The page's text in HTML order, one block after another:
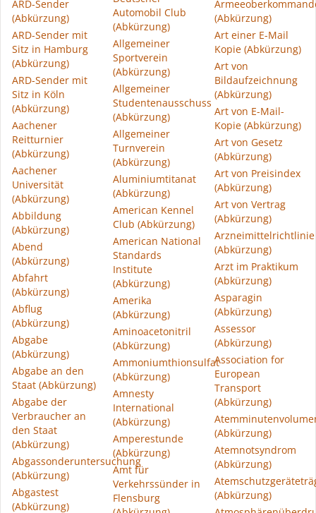
ARD-Sender
(Abkürzung)
ARD-Sender mit
Sitz in Hamburg
(Abkürzung)
ARD-Sender mit
Sitz in Köln
(Abkürzung)
Aachener
Reitturnier
(Abkürzung)
Aachener
Universität
(Abkürzung)
Abbildung
(Abkürzung)
Abend
(Abkürzung)
Abfahrt
(Abkürzung)
Abflug
(Abkürzung)
Abgabe
(Abkürzung)
Abgabe an den
Staat (Abkürzung)
Abgabe der
Verbraucher an
den Staat
(Abkürzung)
Abgassonderuntersuchung
(Abkürzung)
Abgastest
(Abkürzung)
Automobil Club
(Abkürzung)
Allgemeiner
Sportverein
(Abkürzung)
Allgemeiner
Studentenausschuss
(Abkürzung)
Allgemeiner
Turnverein
(Abkürzung)
Aluminiumtitanat
(Abkürzung)
American Kennel
Club (Abkürzung)
American National
Standards
Institute
(Abkürzung)
Amerika
(Abkürzung)
Aminoacetonitril
(Abkürzung)
Ammoniumthionsulfat
(Abkürzung)
Amnesty
International
(Abkürzung)
Amperestunde
(Abkürzung)
Amt für
Verkehrssünder in
Flensburg
(Abkürzung)
Art einer E-Mail
Kopie (Abkürzung)
Art von
Bildaufzeichnung
(Abkürzung)
Art von E-Mail-
Kopie (Abkürzung)
Art von Gesetz
(Abkürzung)
Art von Preisindex
(Abkürzung)
Art von Vertrag
(Abkürzung)
Arzneimittelrichtlinie
(Abkürzung)
Arzt im Praktikum
(Abkürzung)
Asparagin
(Abkürzung)
Assessor
(Abkürzung)
Association for
European
Transport
(Abkürzung)
(Abkürzung)
Atemnotsyndrom
(Abkürzung)
(Abkürzung)